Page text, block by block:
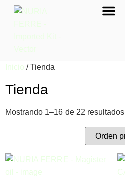
Inicio / Tienda
Tienda
Mostrando 1–16 de 22 resultados